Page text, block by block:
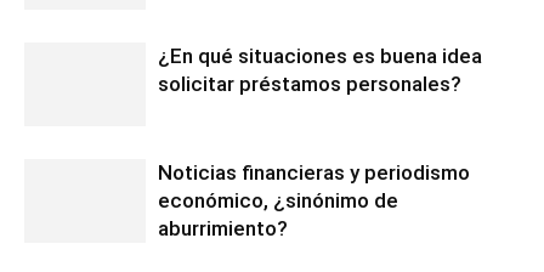
¿En qué situaciones es buena idea
solicitar préstamos personales?
Noticias financieras y periodismo
económico, ¿sinónimo de
aburrimiento?